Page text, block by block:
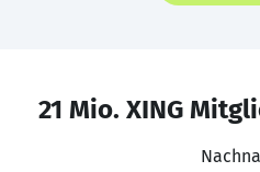
21 Mio. XING